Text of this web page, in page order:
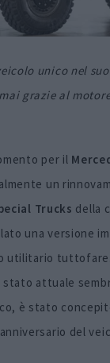
unico nel
grazie al
per il
un
Trucks della
una versione
utilitario
stato attuale
è stato
del